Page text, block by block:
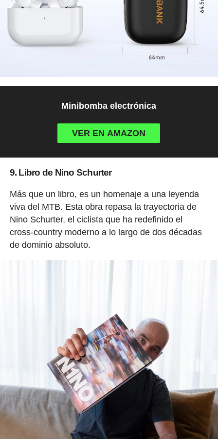
Minibomba electrónica
VER EN AMAZON
9. Libro de Nino Schurter
Más que un libro, es un homenaje a una leyenda
viva del MTB. Esta obra repasa la trayectoria de
Nino Schurter, el ciclista que ha redefinido el
cross-country moderno a lo largo de dos décadas
de dominio absoluto.